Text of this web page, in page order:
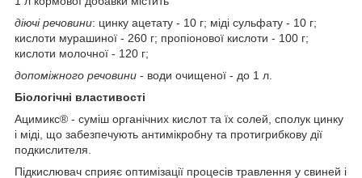
діючі речовини: цинку ацетату - 10 г; міді сульфату - 10 г;
кислоти мурашиної - 260 г; пропіонової кислоти - 100 г;
кислоти молочної - 120 г;
допоміжного речовини - води очищеної - до 1 л.
Біологічні властивості
Ацимикс® - суміш органічних кислот та їх солей, сполук цинку
і міді, що забезпечують антимікробну та протигрибкову дії
подкислителя.
Підкислювач сприяє оптимізації процесів травлення у свиней і